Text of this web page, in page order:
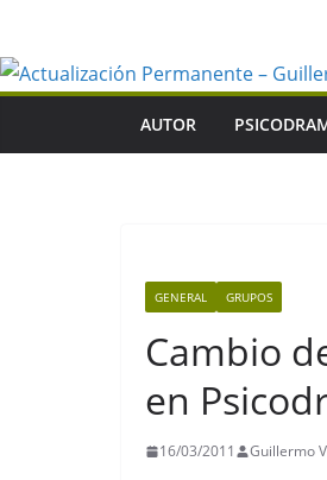
contenido
AUTOR
GENERAL GRUPOS
Cambio
en
16/03/2011 Guillermo